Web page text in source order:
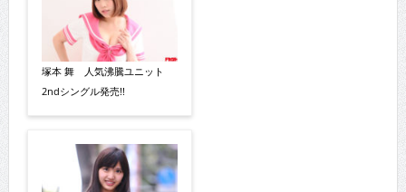
塚本 舞 人気沸騰ユニット
2ndシングル発売!!